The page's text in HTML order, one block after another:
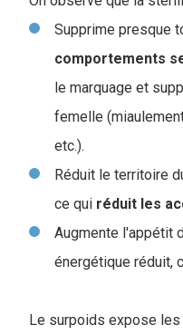
Supprime presque
comportements
le marquage et
femelle
etc.).
Réduit le territoire
ce qui réduit les
Augmente l'appétit
énergétique réduit,
Le surpoids expose